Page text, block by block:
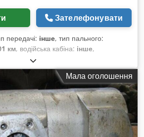
Зателефонувати
передачі: інше, тип пального:
км, водійська кабіна: інше,
Мала оголошення